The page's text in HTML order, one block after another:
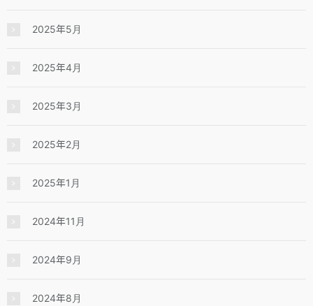
2025年5月
2025年4月
2025年3月
2025年2月
2025年1月
2024年11月
2024年9月
2024年8月